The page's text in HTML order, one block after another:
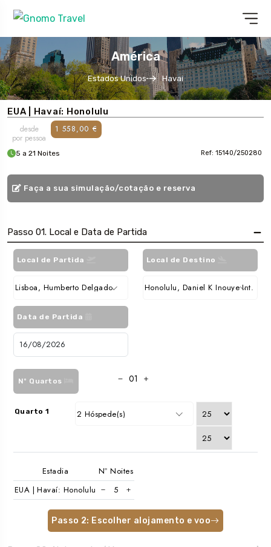
América
Estados Unidos Havai
EUA | Havaí: Honolulu
desde
por pessoa
1 558,00 €
5 a 21 Noites Ref: 15140/250280
Faça a sua simulação/cotação e reserva
Passo 01. Local e Data de Partida
Local de Partida
Lisboa, Humberto Delgado
Local de Destino
Honolulu, Daniel K Inouye Int.
Data de Partida
Nº Quartos
Quarto 1 2 Hóspede(s)
Estadia
Nº Noites
EUA | Havaí: Honolulu
Passo 2: Escolher alojamento e voo